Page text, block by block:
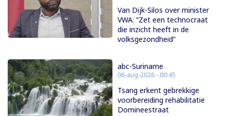
Van Dijk-Silos over minister
VWA: “Zet een technocraat
die inzicht heeft in de
volksgezondheid”
abc-Suriname
06-aug-2026 - 00:45
Tsang erkent gebrekkige
voorbereiding rehabilitatie
Domineestraat